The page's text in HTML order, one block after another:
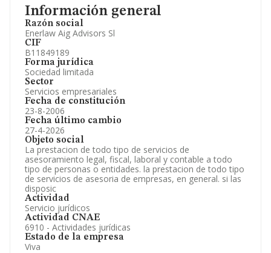
Información general
Razón social
Enerlaw Aig Advisors Sl
CIF
B11849189
Forma jurídica
Sociedad limitada
Sector
Servicios empresariales
Fecha de constitución
23-8-2006
Fecha último cambio
27-4-2026
Objeto social
La prestacion de todo tipo de servicios de
asesoramiento legal, fiscal, laboral y contable a todo
tipo de personas o entidades. la prestacion de todo tipo
de servicios de asesoria de empresas, en general. si las
disposic
Actividad
Servicio jurídicos
Actividad CNAE
6910 - Actividades jurídicas
Estado de la empresa
Viva